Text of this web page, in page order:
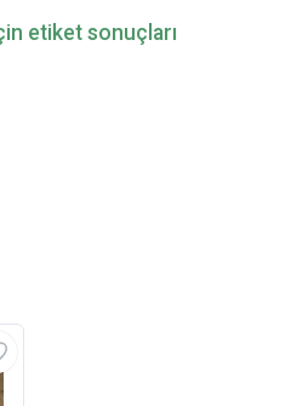
etiket sonuçları